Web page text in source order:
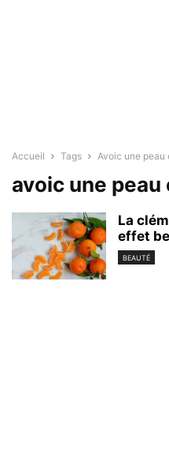
Accueil Tags Avoic une peau
avoic une
La
effet
BEAUTÉ